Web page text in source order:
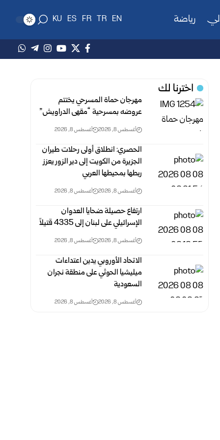
رياضة EN
TR
FR
ES
KU
اخترنا لك
مهرجان حماة المسرحي يختتم
عروضه بمسرحية “مقهى الدراويش”
أغسطس 8, 2026 أغسطس 8, 2026
الحصري: انطلاق أولى رحلات طيران
الجزيرة من الكويت إلى دير الزور يعزز
ربطها بمحيطها العربي
أغسطس 8, 2026 أغسطس 8, 2026
ارتفاع حصيلة ضحايا العدوان
الإسرائيلي على لبنان إلى 4335 قتيلاً
أغسطس 8, 2026 أغسطس 8, 2026
الاتحاد الأوروبي يدين اعتداءات
ميليشيا الحوثي على منطقة نجران
السعودية
أغسطس 8, 2026 أغسطس 8, 2026